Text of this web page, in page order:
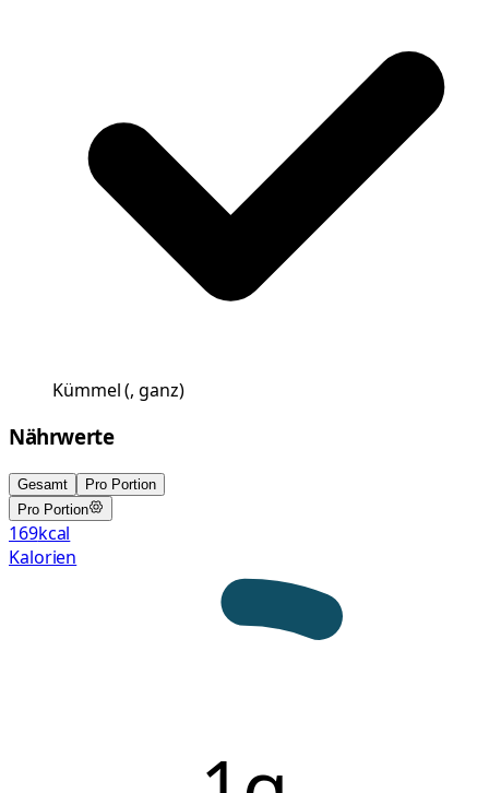
Kümmel(, ganz)
Nährwerte
Gesamt
Pro Portion
Pro Portion
169kcal
Kalorien